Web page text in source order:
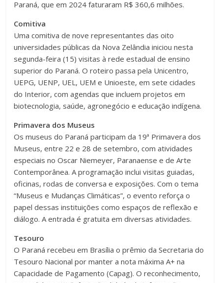
Paraná, que em 2024 faturaram R$ 360,6 milhões.
Comitiva
Uma comitiva de nove representantes das oito
universidades públicas da Nova Zelândia iniciou nesta
segunda-feira (15) visitas à rede estadual de ensino
superior do Paraná. O roteiro passa pela Unicentro,
UEPG, UENP, UEL, UEM e Unioeste, em sete cidades
do Interior, com agendas que incluem projetos em
biotecnologia, saúde, agronegócio e educação indígena.
Primavera dos Museus
Os museus do Paraná participam da 19ª Primavera dos
Museus, entre 22 e 28 de setembro, com atividades
especiais no Oscar Niemeyer, Paranaense e de Arte
Contemporânea. A programação inclui visitas guiadas,
oficinas, rodas de conversa e exposições. Com o tema
“Museus e Mudanças Climáticas”, o evento reforça o
papel dessas instituições como espaços de reflexão e
diálogo. A entrada é gratuita em diversas atividades.
Tesouro
O Paraná recebeu em Brasília o prêmio da Secretaria do
Tesouro Nacional por manter a nota máxima A+ na
Capacidade de Pagamento (Capag). O reconhecimento,